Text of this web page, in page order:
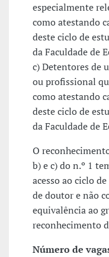
especialmente
como atestando
deste ciclo de
da Faculdade de
c) Detentores de
ou profissional
como atestando
deste ciclo de
da Faculdade de
O
b) e c) do n.º 1
acesso ao ciclo
de doutor e não
equivalência ao
reconhecimento
Número de